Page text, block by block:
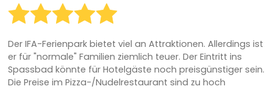
Der IFA-Ferienpark bietet viel an Attraktionen. Allerdings ist
er für "normale" Familien ziemlich teuer. Der Eintritt ins
Spassbad könnte für Hotelgäste noch preisgünstiger sein.
Die Preise im Pizza-/Nudelrestaurant sind zu hoch